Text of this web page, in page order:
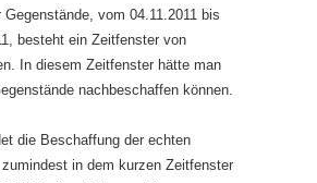
vom 04.11.2011 bis
besteht ein Zeitfenster von
In diesem Zeitfenster hätte man
nachbeschaffen können.
die Beschaffung der echten
in dem kurzen Zeitfenster